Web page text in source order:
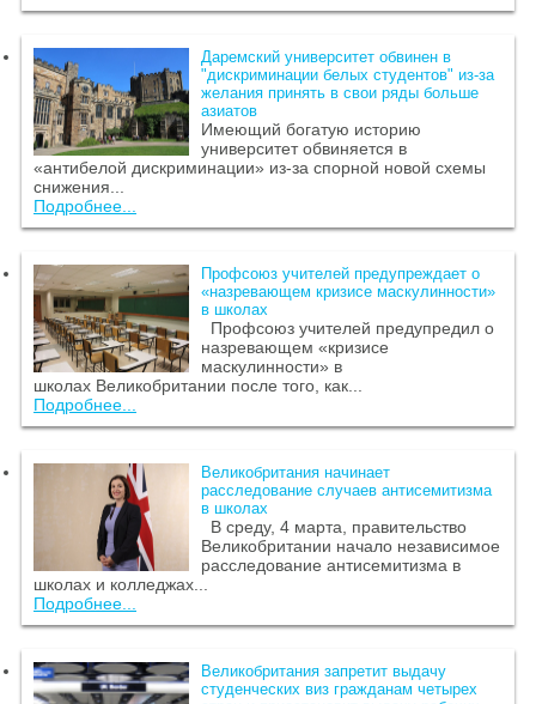
Даремский университет обвинен в
"дискриминации белых студентов" из-за
желания принять в свои ряды больше
азиатов
Имеющий богатую историю
университет обвиняется в
«антибелой дискриминации» из-за спорной новой схемы
снижения...
Подробнее...
Профсоюз учителей предупреждает о
«назревающем кризисе маскулинности»
в школах
Профсоюз учителей предупредил о
назревающем «кризисе
маскулинности» в
школах Великобритании после того, как...
Подробнее...
Великобритания начинает
расследование случаев антисемитизма
в школах
В среду, 4 марта, правительство
Великобритании начало независимое
расследование антисемитизма в
школах и колледжах...
Подробнее...
Великобритания запретит выдачу
студенческих виз гражданам четырех